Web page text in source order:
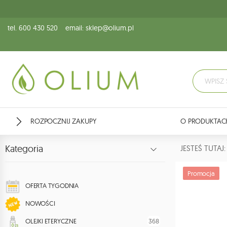
tel. 600 430 520 email: sklep@olium.pl
ROZPOCZNIJ ZAKUPY O
Kategoria
OFERTA TYGODNIA
NOWOŚCI
OLEJKI ETERYCZNE 368
JESTEŚ
Promocja